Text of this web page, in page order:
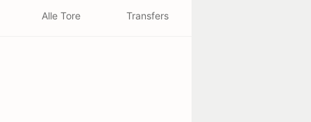
Alle Tore Transfers